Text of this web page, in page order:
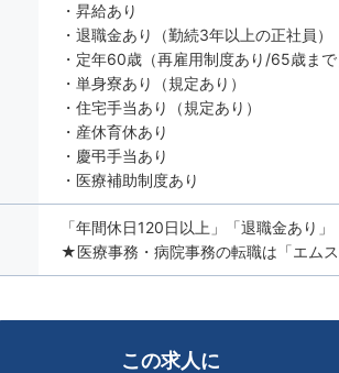
・昇給あり
・退職金あり（勤続3年以上の正社員）
・定年60歳（再雇用制度あり/65歳まで
・単身寮あり（規定あり）
・住宅手当あり（規定あり）
・産休育休あり
・慶弔手当あり
・医療補助制度あり
「年間休日120日以上」「退職金あり」
★医療事務・病院事務の転職は「エムス
この求人に